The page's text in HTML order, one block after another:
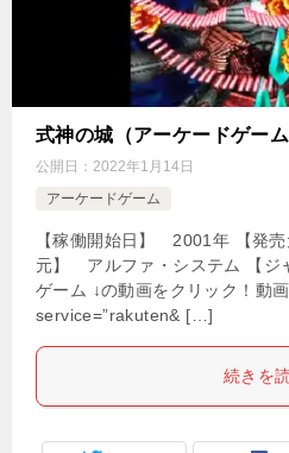
式神の城（アーケードゲー
公開日： 2022年1月14日
アーケードゲーム
【稼働開始日】 2001年 【発
元】 アルファ・システム 【
ゲーム ↓の動画をクリック！動
service=”rakuten& […]
続きを